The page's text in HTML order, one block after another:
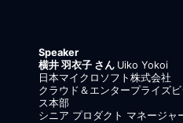
Speaker
横井 羽衣子 さん Uiko Yokoi
日本マイクロソフト株式会社
クラウド＆エンタープライズ
ス本部
シニア プロダクト マネージャ